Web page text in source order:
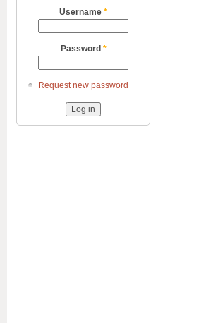
Username *
Password *
Request new password